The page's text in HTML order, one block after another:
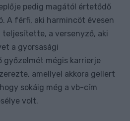
pedig magától értetődő
A férfi, aki harmincöt évesen
a versenyző, aki
a gyorsasági
győzelmét mégis karrierje
amellyel akkora gellert
sokáig még a vb-cím
volt.